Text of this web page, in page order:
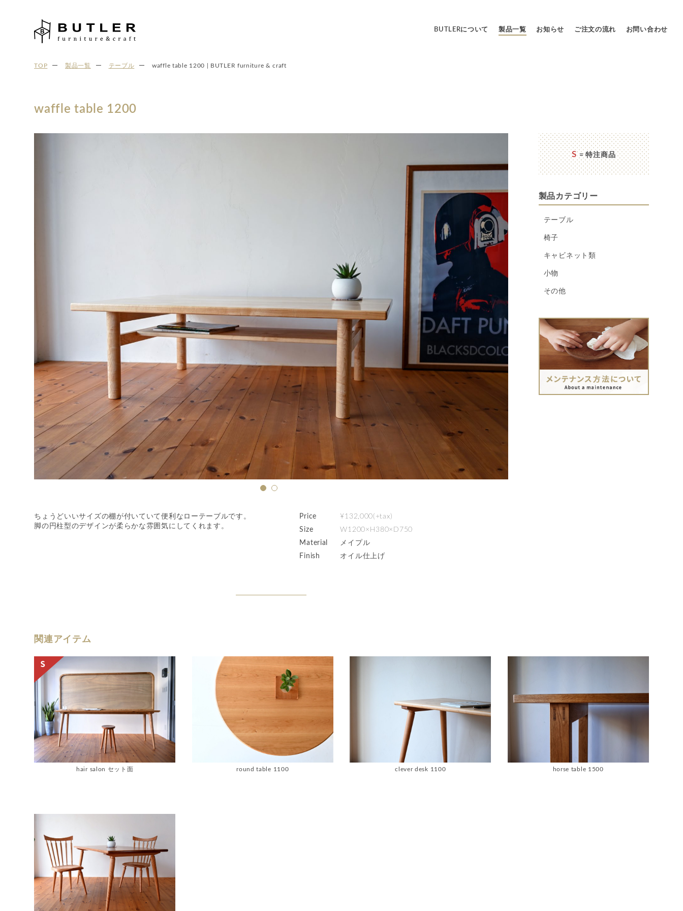
BUTLERについて 製品一覧 お知らせ ご注文の流れ お問い合わせ
TOP 製品一覧 テーブル waffle table 1200 | BUTLER furniture & craft
waffle table 1200
ちょうどいいサイズの棚が付いていて便利なローテーブルです。
脚の円柱型のデザインが柔らかな雰囲気にしてくれます。
Price
¥132,000(+tax)
Size
W1200×H380×D750
Material
メイプル
Finish
オイル仕上げ
S = 特注商品
製品カテゴリー
テーブル
椅子
キャビネット類
小物
その他
関連アイテム
hair salon セット面 round table 1100 clever desk 1100 horse table 1500